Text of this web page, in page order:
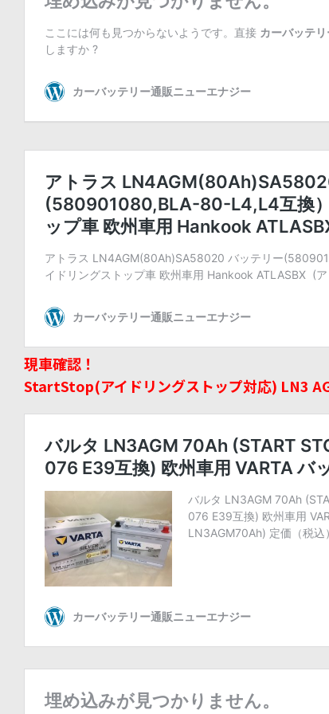
現車確認！
StartStop(アイドリングストップ対応) LN3